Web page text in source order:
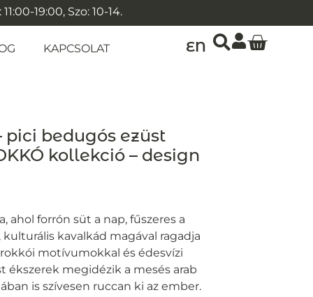
19:00, Szo: 10-14.
KAPCSOLAT EN
bedugós ezüst
kollekció – design
ahol forrón süt a nap, fűszeres a
kulturális kavalkád magával ragadja
motívumokkal és édesvízi
megidézik a mesés arab
is szívesen ruccan ki az ember.